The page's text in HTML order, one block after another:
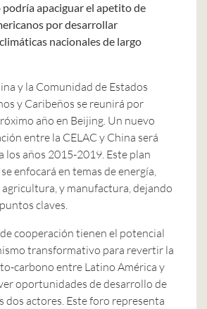
apaciguar el apetito de
por desarrollar
nacionales de largo
y la Comunidad de Estados
y Caribeños se reunirá por
año en Beijing. Un nuevo
entre la CELAC y China será
los años 2015-2019. Este plan
enfocará en temas de energía,
y manufactura, dejando
claves.
cooperación tienen el potencial
transformativo para revertir la
carbono entre Latino América y
oportunidades de desarrollo de
dos actores. Este foro representa